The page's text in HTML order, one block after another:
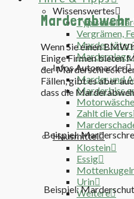
Wissenswertes
Typische
Vergrämen,
Marder
Marderplage
Infos Automarder
Marder und
Marderbiss
Zahlt die
Hausmittel
Klostein
Essig
Urin
Weitere
Marderabwehr
Wenn Sie einen BMW
Einige Firmen bieten
der Marderschreck
Fällen, gibt es aber
dass die
Beispiel:
Beispiel: